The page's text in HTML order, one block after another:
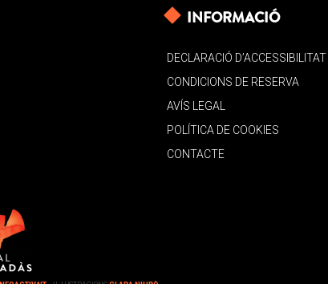
INFORMACIÓ
DECLARACIÓ D’ACCESSIBILITAT
CONDICIONS DE RESERVA
AVÍS LEGAL
POLÍTICA DE COOKIES
CONTACTE